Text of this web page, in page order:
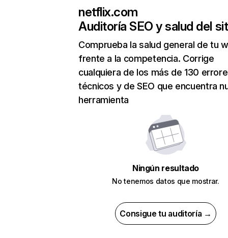
netflix.com
Auditoría SEO y salud del
Comprueba la salud general de tu
frente a la competencia. Corrige
cualquiera de los más de 130
técnicos y de SEO que encuentra
herramienta
Ningún resultado
No tenemos datos que mostrar.
Consigue tu auditoría →